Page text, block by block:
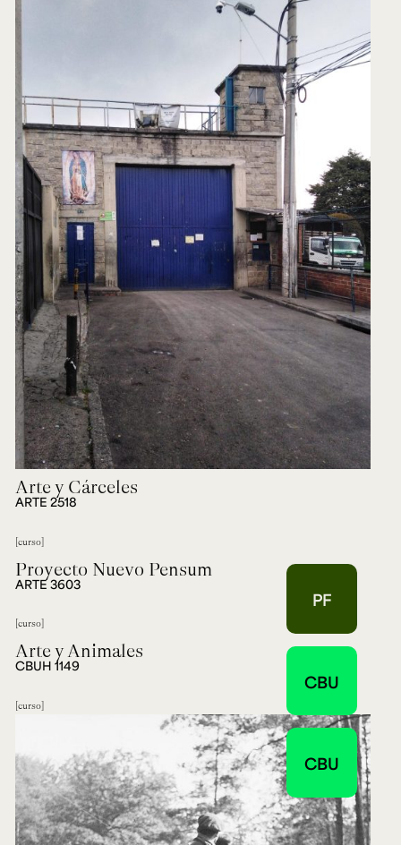
Arte y Cárceles
ARTE 2518
curso
PF
Proyecto Nuevo Pensum
ARTE 3603
curso
CBU
Arte y Animales
CBUH 1149
curso
CBU